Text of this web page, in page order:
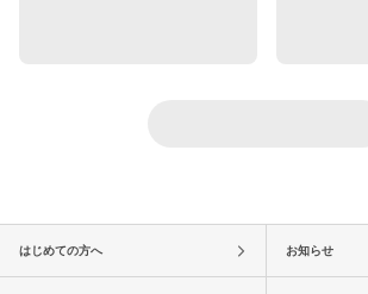
はじめての方へ お知らせ